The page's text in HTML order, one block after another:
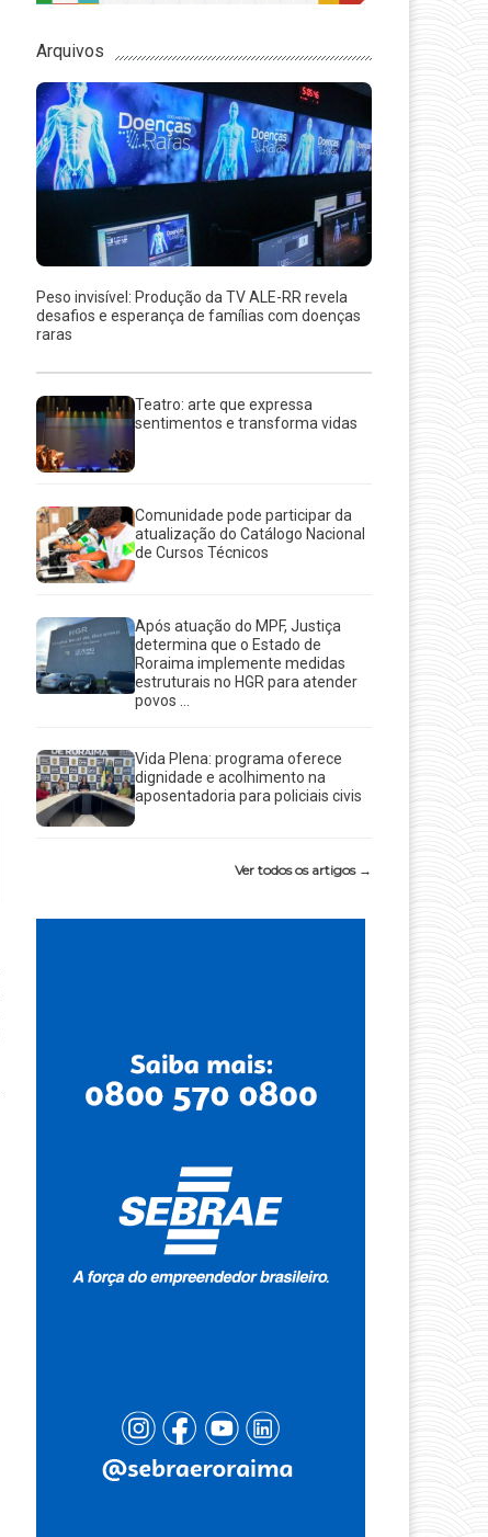
Arquivos
Peso invisível: Produção da TV ALE-RR revela
desafios e esperança de famílias com doenças
raras
Teatro: arte que expressa
sentimentos e transforma vidas
Comunidade pode participar da
atualização do Catálogo Nacional
de Cursos Técnicos
Após atuação do MPF, Justiça
determina que o Estado de
Roraima implemente medidas
estruturais no HGR para atender
povos ...
Vida Plena: programa oferece
dignidade e acolhimento na
aposentadoria para policiais civis
Ver todos os artigos →